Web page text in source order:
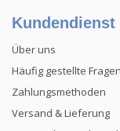
Kundendienst
Über uns
Häufig gestellte Fragen
Zahlungsmethoden
Versand & Lieferung